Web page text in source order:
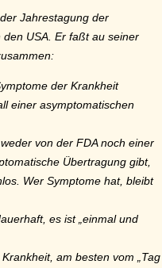
Jahrestagung der
den USA. Er faßt au seiner
der Krankheit
einer asymptomatischen
von der FDA noch einer
Übertragung gibt,
Wer Symptome hat, bleibt
es ist „einmal und
am besten vom „Tag